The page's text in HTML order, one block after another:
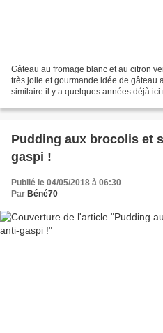
Gâteau au fromage blanc et au citron
très jolie et gourmande idée de gâteau
similaire il y a quelques années déjà
Pudding aux brocolis et
gaspi !
Publié le 04/05/2018 à 06:30
Par Béné70